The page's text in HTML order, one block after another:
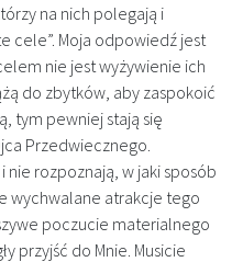
na nich polegają i
cele”. Moja odpowiedź jest
nie jest wyżywienie ich
do zbytków, aby zaspokoić
tym pewniej stają się
Przedwiecznego.
nie rozpoznają, w jaki sposób
wychwalane atrakcje tego
poczucie materialnego
przyjść do Mnie. Musicie